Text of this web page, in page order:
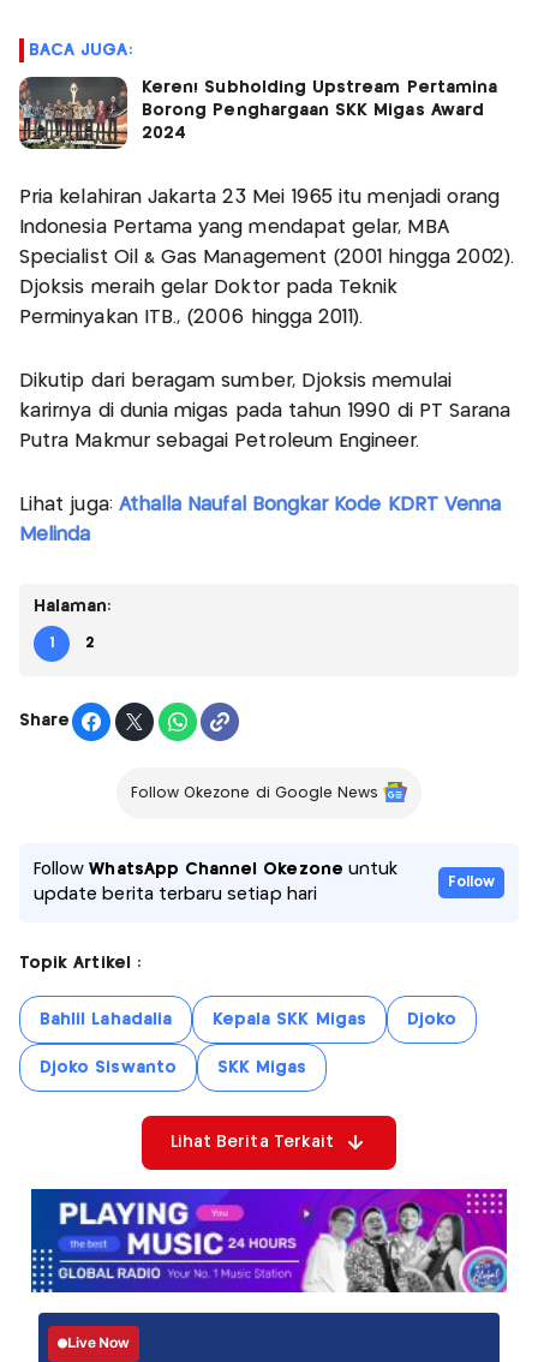
BACA JUGA:
Keren! Subholding Upstream Pertamina
Borong Penghargaan SKK Migas Award
2024
Pria kelahiran Jakarta 23 Mei 1965 itu menjadi orang
Indonesia Pertama yang mendapat gelar, MBA
Specialist Oil & Gas Management (2001 hingga 2002).
Djoksis meraih gelar Doktor pada Teknik
Perminyakan ITB., (2006 hingga 2011).
Dikutip dari beragam sumber, Djoksis memulai
karirnya di dunia migas pada tahun 1990 di PT Sarana
Putra Makmur sebagai Petroleum Engineer.
Lihat juga: Athalla Naufal Bongkar Kode KDRT Venna
Melinda
Halaman:
1 2
Share
Follow Okezone di Google News
FollowWhatsApp Channel Okezone untuk
update berita terbaru setiap hari
Follow
Topik Artikel :
Bahlil Lahadalia Kepala SKK Migas Djoko
Djoko Siswanto SKK Migas
Lihat Berita Terkait
Live Now